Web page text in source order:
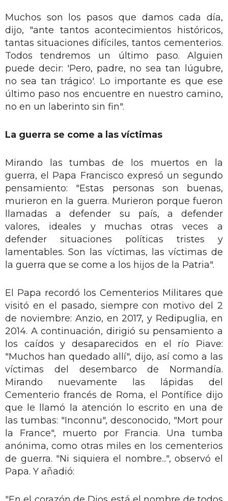
Muchos son los pasos que damos cada día,
dijo, "ante tantos acontecimientos históricos,
tantas situaciones difíciles, tantos cementerios.
Todos tendremos un último paso. Alguien
puede decir: 'Pero, padre, no sea tan lúgubre,
no sea tan trágico'. Lo importante es que ese
último paso nos encuentre en nuestro camino,
no en un laberinto sin fin".
La guerra se come a las víctimas
Mirando las tumbas de los muertos en la
guerra, el Papa Francisco expresó un segundo
pensamiento: "Estas personas son buenas,
murieron en la guerra. Murieron porque fueron
llamadas a defender su país, a defender
valores, ideales y muchas otras veces a
defender situaciones políticas tristes y
lamentables. Son las víctimas, las víctimas de
la guerra que se come a los hijos de la Patria".
El Papa recordó los Cementerios Militares que
visitó en el pasado, siempre con motivo del 2
de noviembre: Anzio, en 2017, y Redipuglia, en
2014. A continuación, dirigió su pensamiento a
los caídos y desaparecidos en el río Piave:
"Muchos han quedado allí", dijo, así como a las
víctimas del desembarco de Normandía.
Mirando nuevamente las lápidas del
Cementerio francés de Roma, el Pontífice dijo
que le llamó la atención lo escrito en una de
las tumbas: "Inconnu", desconocido, "Mort pour
la France", muerto por Francia. Una tumba
anónima, como otras miles en los cementerios
de guerra. "Ni siquiera el nombre...", observó el
Papa. Y añadió: